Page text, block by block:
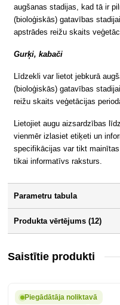
augšanas stadijas, kad tā ir
(bioloģiskās) gatavības
apstrādes reižu skaits
Gurķi, kabači
Līdzekli var lietot jebkurā
(bioloģiskās) gatavības
reižu skaits veģetācijas
Lietojiet augu aizsardzības
vienmēr izlasiet etiķeti un
specifikācijas var tikt
tikai informatīvs raksturs.
Parametru tabula
Produkta vērtējums (12)
Saistītie produkti
Piegādātāja noliktavā